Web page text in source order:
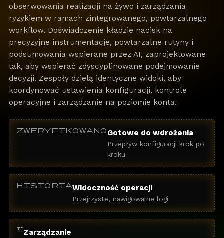
obserwowania realizacji na żywo i zarządzania
ryzykiem w ramach zintegrowanego, powtarzalnego
workflow. Doświadczenie kładzie nacisk na
precyzyjne instrumentacje, powtarzalne rutyny i
podsumowania wspierane przez AI, zaprojektowane
tak, aby wspierać zdyscyplinowane podejmowanie
decyzji. Zespoły dzielą identyczne widoki, aby
koordynować ustawienia konfiguracji, kontrole
operacyjne i zarządzanie na poziomie konta.
zweryfikowanoGotowe do wdrożenia
Przepływ konfiguracji krok po
kroku
historiaWidoczność operacji
Przejrzyste, nawigowalne logi
tuneZarządzanie